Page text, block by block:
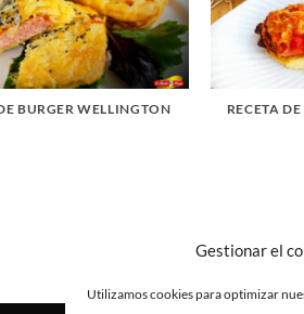
Gestionar el
Utilizamos cookies para optimizar
BURGER WELLINGTON
RECETA